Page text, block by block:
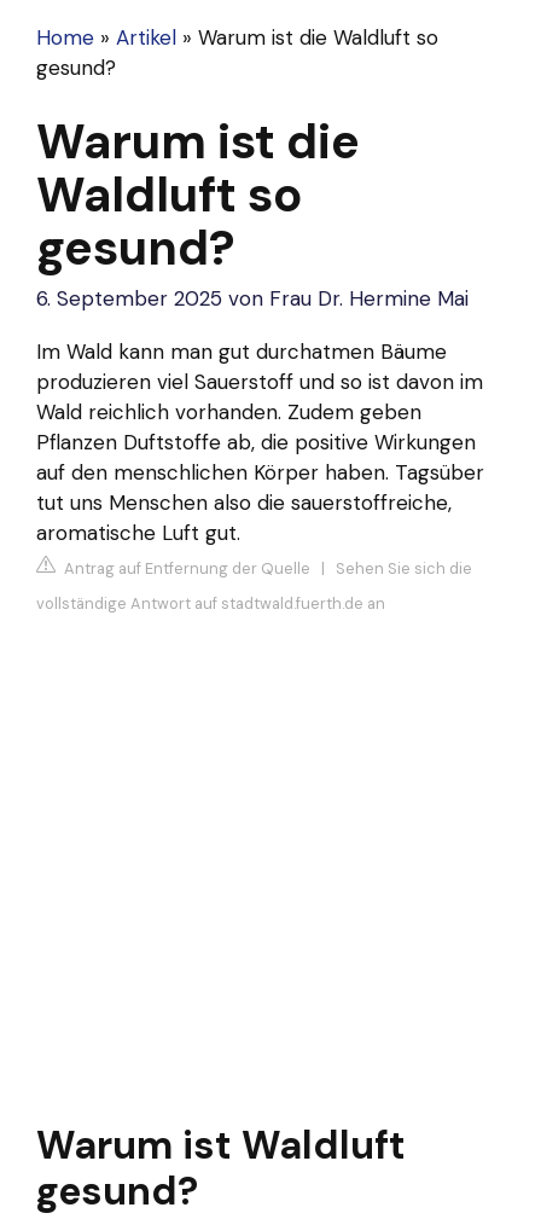
Home » Artikel » Warum ist die Waldluft so
gesund?
Warum ist die
Waldluft so
gesund?
6. September 2025 von Frau Dr. Hermine Mai
Im Wald kann man gut durchatmen Bäume
produzieren viel Sauerstoff und so ist davon im
Wald reichlich vorhanden. Zudem geben
Pflanzen Duftstoffe ab, die positive Wirkungen
auf den menschlichen Körper haben. Tagsüber
tut uns Menschen also die sauerstoffreiche,
aromatische Luft gut.
Antrag auf Entfernung der Quelle | Sehen Sie sich die
vollständige Antwort auf stadtwald.fuerth.de an
Warum ist Waldluft
gesund?